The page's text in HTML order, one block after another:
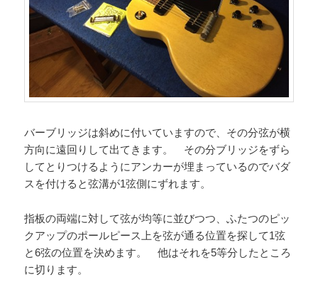
バーブリッジは斜めに付いていますので、その分弦が横
方向に遠回りして出てきます。 その分ブリッジをずら
してとりつけるようにアンカーが埋まっているのでバダ
スを付けると弦溝が1弦側にずれます。
指板の両端に対して弦が均等に並びつつ、ふたつのピッ
クアップのポールピース上を弦が通る位置を探して1弦
と6弦の位置を決めます。 他はそれを5等分したところ
に切ります。